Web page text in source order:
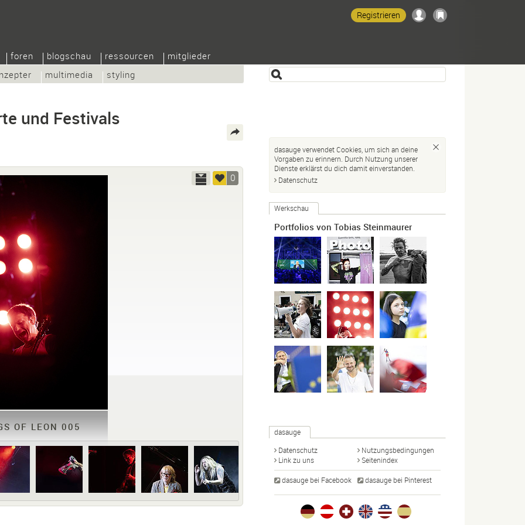
multimedia styling
foren blogschau ressourcen mitglieder
Registrieren
und Festivals
OF LEON 005
0
dasauge verwendet Cookies, um sich an deine
Vorgaben zu erinnern. Durch Nutzung unserer
Dienste erklärst du dich damit einverstanden.
Datenschutz
Werkschau
Portfolios von Tobias Steinmaurer
dasauge
Datenschutz
Nutzungsbedingungen
Link zu uns
Seitenindex
dasauge bei Facebook dasauge bei Pinterest